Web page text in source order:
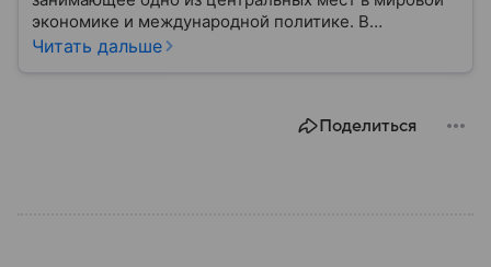
экономике и международной политике. В
материале — основные сведения об этой стране.
Читать дальше
Поделиться